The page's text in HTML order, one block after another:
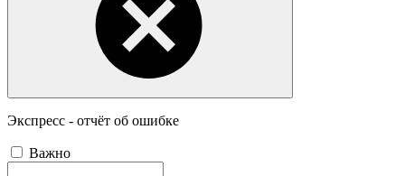
Экспресс - отчёт об ошибке
Важно